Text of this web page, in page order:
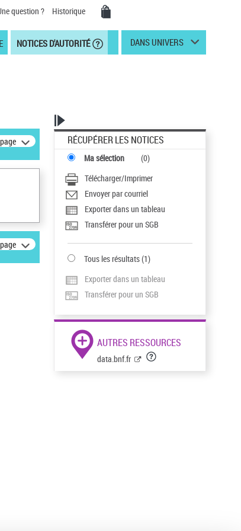
question ? Historique
NOTICES D'AUTORITÉ DANS UNIVERS
RÉCUPÉRER LES NOTICES
Ma sélection (0)
Télécharger/Imprimer
Envoyer par courriel
Exporter dans un tableau
Transférer pour un SGB
Tous les résultats(1)
Exporter dans un tableau
Transférer pour un SGB
AUTRES RESSOURCES
data.bnf.fr